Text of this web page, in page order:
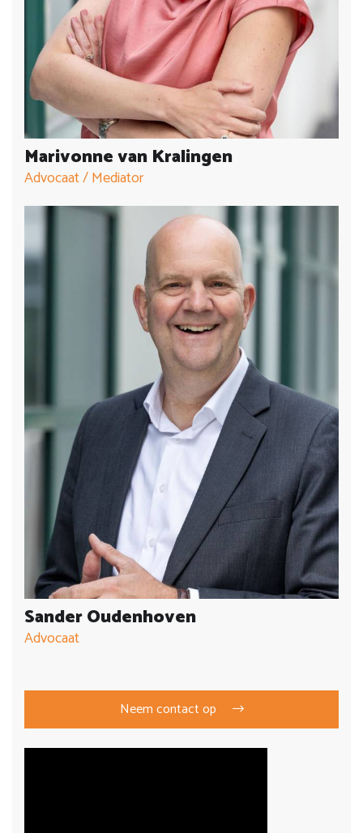
Marivonne van Kralingen
Advocaat / Mediator
Sander Oudenhoven
Advocaat
Neem contact op